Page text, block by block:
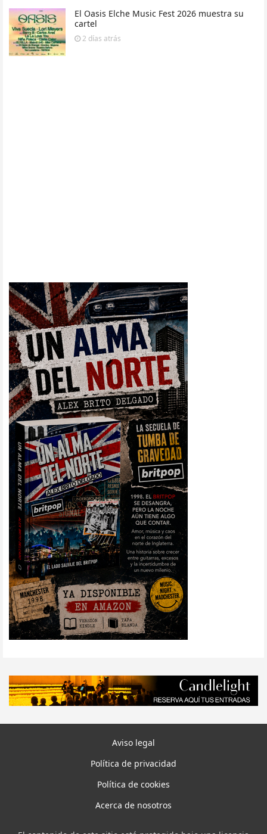
El Oasis Elche Music Fest 2026 muestra su
cartel
2 días atrás
Aviso legal
Política de privacidad
Política de cookies
Acerca de nosotros